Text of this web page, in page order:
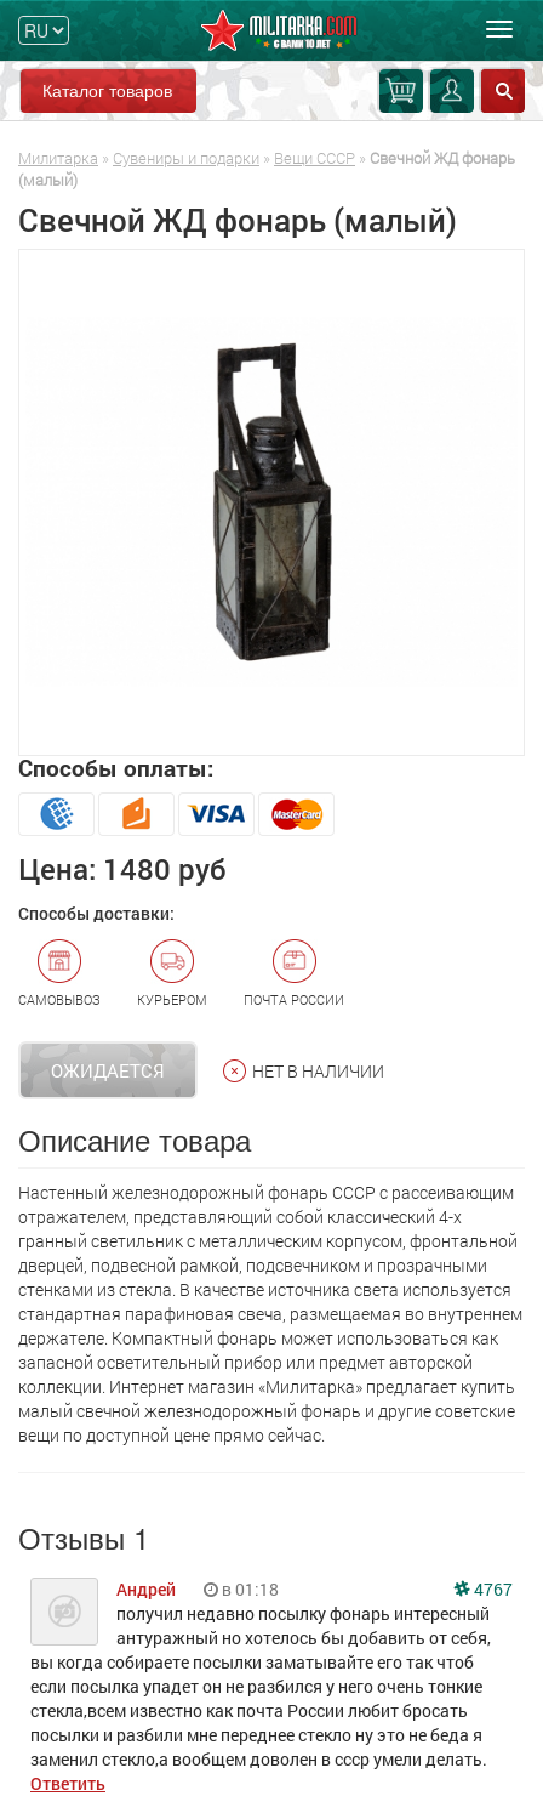
Каталог товаров
Милитарка » Сувениры и подарки » Вещи СССР » Свечной ЖД фонарь
(малый)
Свечной ЖД фонарь (малый)
Способы оплаты:
Цена: 1480 руб
Способы доставки:
САМОВЫВОЗ КУРЬЕРОМ ПОЧТА РОССИИ
ОЖИДАЕТСЯ НЕТ В НАЛИЧИИ
Описание товара
Настенный железнодорожный фонарь СССР с рассеивающим
отражателем, представляющий собой классический 4-х
гранный светильник с металлическим корпусом, фронтальной
дверцей, подвесной рамкой, подсвечником и прозрачными
стенками из стекла. В качестве источника света используется
стандартная парафиновая свеча, размещаемая во внутреннем
держателе. Компактный фонарь может использоваться как
запасной осветительный прибор или предмет авторской
коллекции. Интернет магазин «Милитарка» предлагает кyпить
малый свечной железнодорожный фонарь и другие советские
вещи по доступной цене прямо сейчас.
Отзывы 1
Андрей в 01:18
4767
получил недавно посылку фонарь интересный
антуражный но хотелось бы добавить от себя,
вы когда собираете посылки заматывайте его так чтоб
если посылка упадет он не разбился у него очень тонкие
стекла,всем известно как почта России любит бросать
посылки и разбили мне переднее стекло ну это не беда я
заменил стекло,а вообщем доволен в ссср умели делать.
Ответить